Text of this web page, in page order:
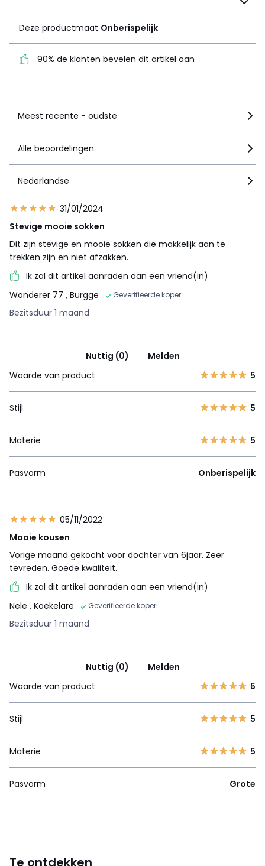
dit artikel aan
Deze productmaat Onberispelijk
90% de klanten bevelen dit artikel aan
Meest recente - oudste
Alle beoordelingen
Nederlandse
31/01/2024
Stevige mooie sokken
Dit zijn stevige en mooie sokken die makkelijk aan te
trekken zijn en niet afzakken.
Ik zal dit artikel aanraden aan een vriend(in)
Wonderer 77 , Burgge Geverifieerde koper
Bezitsduur 1 maand
Nuttig (0)
Melden
Waarde van product
5
Stijl 5
Materie 5
Pasvorm Onberispelijk
05/11/2022
Mooie kousen
Vorige maand gekocht voor dochter van 6jaar. Zeer
tevreden. Goede kwaliteit.
Ik zal dit artikel aanraden aan een vriend(in)
Nele , Koekelare Geverifieerde koper
Bezitsduur 1 maand
Nuttig (0)
Melden
Waarde van product
5
Stijl 5
Materie 5
Pasvorm Grote
Te ontdekken